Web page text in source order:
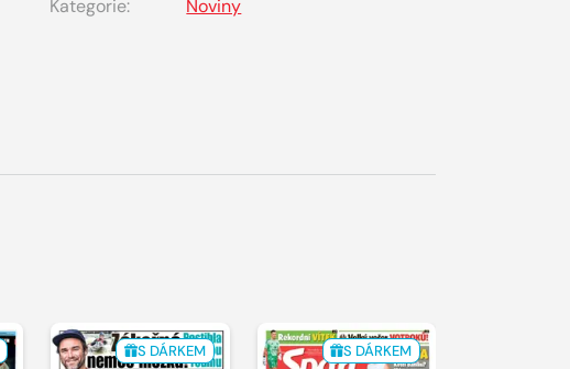
Kategorie:
Noviny
S DÁRKEM S DÁRKEM